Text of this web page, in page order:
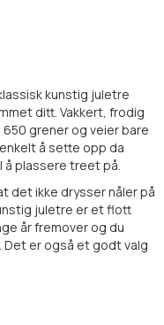
kunstig juletre
ditt. Vakkert, frodig
650 grener og veier bare
å sette opp da
å plassere treet på.
det ikke drysser nåler på
juletre er et flott
år fremover og du
Det er også et godt valg